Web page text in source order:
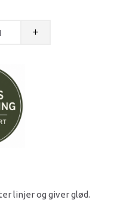
linjer og giver glød.